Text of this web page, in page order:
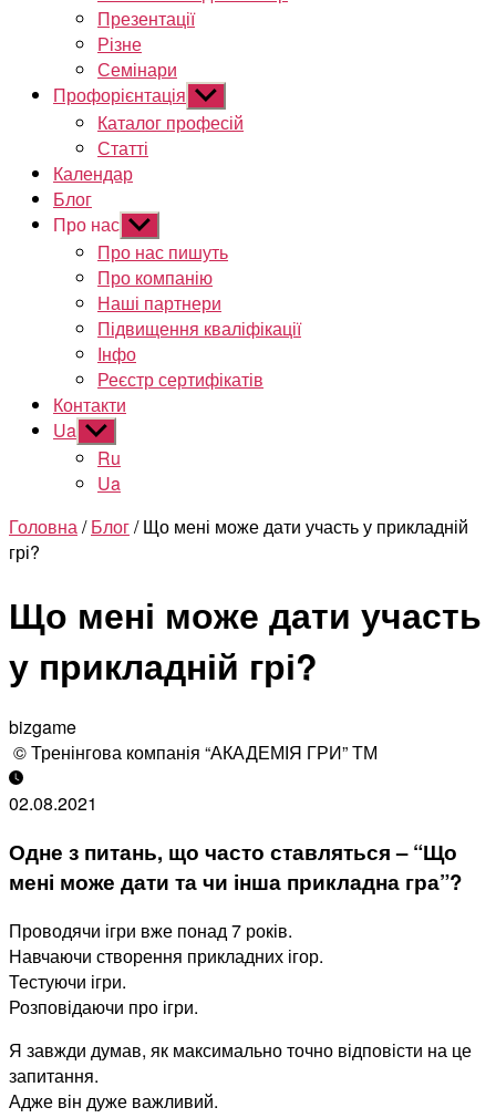
Презентації
Різне
Семінари
Профорієнтація Показати
підменю
Каталог професій
Статті
Календар
Блог
Про нас Показати
підменю
Про нас пишуть
Про компанію
Наші партнери
Підвищення кваліфікації
Інфо
Реєстр сертифікатів
Контакти
Ua Показати
підменю
Ru
Ua
Головна/Блог/ Що мені може дати участь у прикладній
грі?
Що мені може дати участь
у прикладній грі?
bizgame
© Тренінгова компанія “АКАДЕМІЯ ГРИ” ТМ
02.08.2021
Одне з питань, що часто ставляться – “Що
мені може дати та чи інша прикладна гра”?
Проводячи ігри вже понад 7 років.
Навчаючи створення прикладних ігор.
Тестуючи ігри.
Розповідаючи про ігри.
Я завжди думав, як максимально точно відповісти на це
запитання.
Адже він дуже важливий.